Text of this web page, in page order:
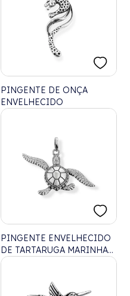
PINGENTE DE ONÇA
ENVELHECIDO
PINGENTE ENVELHECIDO
DE TARTARUGA MARINHA
TRABALHADA